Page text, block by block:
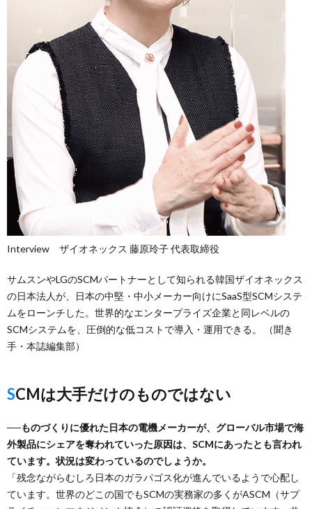
Interview ザイオネックス 藤原玲子 代表取締役
サムスンやLGのSCMパートナーとして知られる韓国ザイオネックス
の日本法人が、日本の中堅・中小メーカー向けにSaaS型SCMシステ
ムをローンチした。世界的なエンタープライズ企業と同レベルの
SCMシステムを、圧倒的な低コストで導入・運用できる。 （聞き
手・本誌編集部）
SCMは大手だけのものではない
──ものづくりに優れた日本の電機メーカーが、グローバル市場で海
外製品にシェアを奪われていった原因は、SCMにあったとも言われ
ています。状況は変わっているのでしょうか。
「残念ながらむしろ日本のガラパゴス化が進んでいるようで心配し
ています。世界のどこの国でもSCMの実務家の多くがASCM（サプ